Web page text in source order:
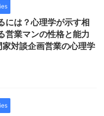
には？心理学が示す相
営業マンの性格と能力
対談企画営業の心理学